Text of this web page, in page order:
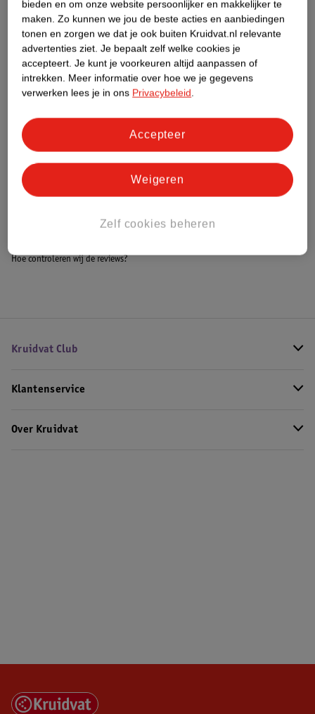
Nature Impact Score
Dit product heeft (nog) geen Nature
Impact Score.
Meer informatie
Bestel & Bezorginformatie
Bekijk ook
Alle Unisex parfum
Hoe controleren wij de reviews?
Kruidvat Club
Klantenservice
Over Kruidvat
bieden en om onze website persoonlijker en makkelijker te
maken. Zo kunnen we jou de beste acties en aanbiedingen
tonen en zorgen we dat je ook buiten Kruidvat.nl relevante
advertenties ziet. Je bepaalt zelf welke cookies je
accepteert. Je kunt je voorkeuren altijd aanpassen of
intrekken. Meer informatie over hoe we je gegevens
verwerken lees je in ons Privacybeleid.
Zelf cookies beheren
Weigeren
Accepteer